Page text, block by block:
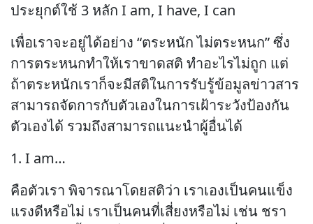
ประยุกต์ใช้ 3 หลัก I am, I have, I can
เพื่อเราจะอยู่ได้อย่าง “ตระหนัก ไม่ตระหนก” ซึ่ง
การตระหนกทำให้เราขาดสติ ทำอะไรไม่ถูก แต่
ถ้าตระหนักเราก็จะมีสติในการรับรู้ข้อมูลข่าวสาร
สามารถจัดการกับตัวเองในการเฝ้าระวังป้องกัน
ตัวเองได้ รวมถึงสามารถแนะนำผู้อื่นได้
1. I am…
คือตัวเรา พิจารณาโดยสติว่า เราเองเป็นคนแข็ง
แรงดีหรือไม่ เราเป็นคนที่เสี่ยงหรือไม่ เช่น ชรา